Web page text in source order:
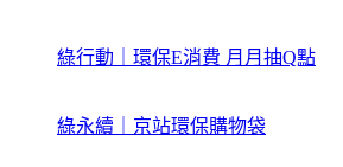
綠行動｜環保E消費 月月抽Q點
綠永續｜京站環保購物袋